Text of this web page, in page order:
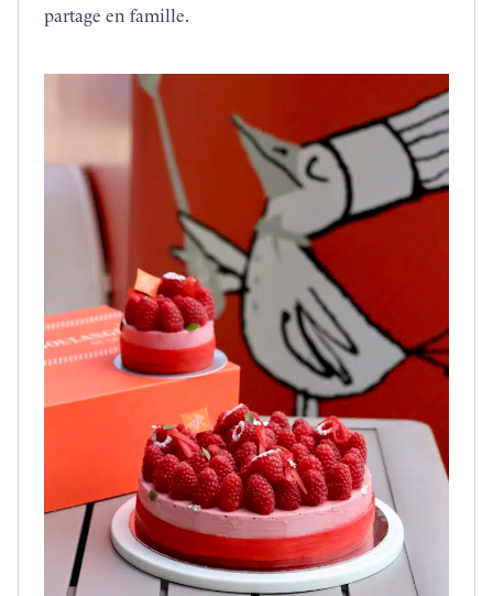
partage en famille.